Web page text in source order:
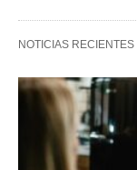
NOTICIAS RECIENTES